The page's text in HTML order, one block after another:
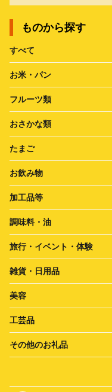
ものから探す
すべて
お米・パン
フルーツ類
おさかな類
たまご
お飲み物
加工品等
調味料・油
旅行・イベント・体験
雑貨・日用品
美容
工芸品
その他のお礼品